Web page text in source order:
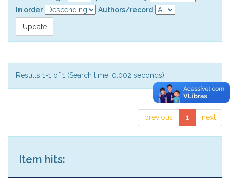
In order
Authors/record
Results 1-1 of 1 (Search time: 0.002 seconds).
previous 1 next
Item hits: